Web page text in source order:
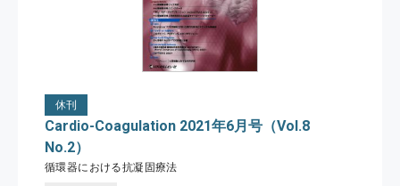
休刊
Cardio-Coagulation 2021年6月号（Vol.8
No.2）
循環器における抗凝固療法